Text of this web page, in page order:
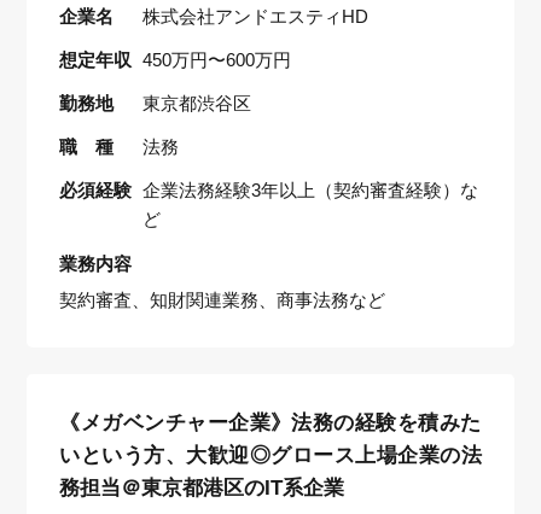
企業名 株式会社アンドエスティHD
想定年収 450万円〜600万円
勤務地 東京都渋谷区
職 種 法務
必須経験 企業法務経験3年以上（契約審査経験）な
ど
業務内容
契約審査、知財関連業務、商事法務など
《メガベンチャー企業》法務の経験を積みた
いという方、大歓迎◎グロース上場企業の法
務担当＠東京都港区のIT系企業